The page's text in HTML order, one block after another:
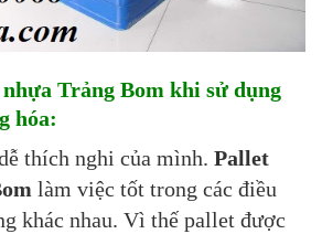
Trảng Bom khi sử dụng
hóa:
thích nghi của mình. Pallet
làm việc tốt trong các điều
khác nhau. Vì thế pallet được